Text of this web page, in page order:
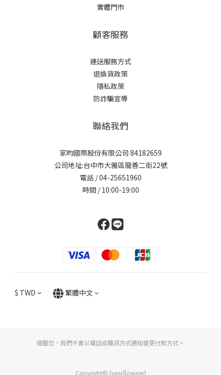
實體門市
顧客服務
運送服務方式
退換貨政策
隱私政策
防詐騙宣導
聯絡我們
家昀國際股份有限公司 84182659
公司地址:台中市大雅區龍善二街22號
電話 / 04-25651960
時間 / 10:00-19:00
$ TWD 繁體中文
提醒您，我們不會以電話或簡訊方式通知變更付款方式。
Copyright© [year][owner]